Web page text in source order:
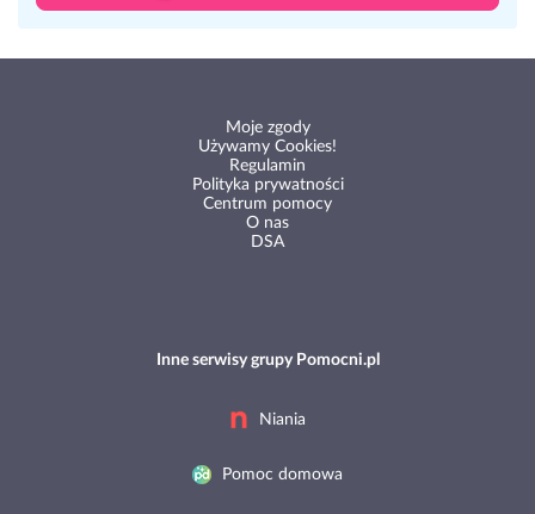
Moje zgody
Używamy Cookies!
Regulamin
Polityka prywatności
Centrum pomocy
O nas
DSA
Inne serwisy grupy Pomocni.pl
Niania
Pomoc domowa